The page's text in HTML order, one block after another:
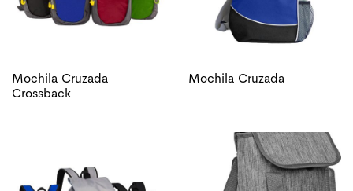
Mochila Cruzada
Crossback
Mochila Cruzada